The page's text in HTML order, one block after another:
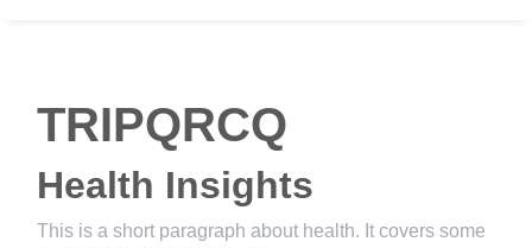
TRIPQRCQ
Health Insights
This is a short paragraph about health. It covers some